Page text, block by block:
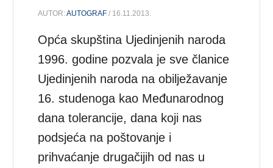
AUTOR:AUTOGRAF / 16.11.2013.
Opća skupština Ujedinjenih naroda
1996. godine pozvala je sve članice
Ujedinjenih naroda na obilježavanje
16. studenoga kao Međunarodnog
dana tolerancije, dana koji nas
podsjeća na poštovanje i
prihvaćanje drugačijih od nas u